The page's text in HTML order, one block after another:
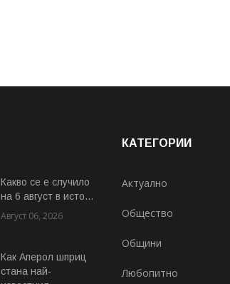
Какво се е случило
на 6 август в исто...
Август 06, 2026
Как Аперол шприц
стана най-
КАТЕГОРИИ
Актуално
Общество
Общини
Любопитно